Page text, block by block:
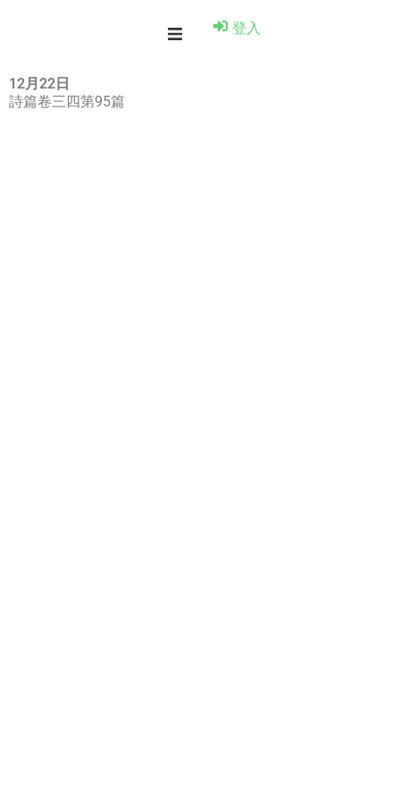
登入
12月22日
詩篇卷三四第95篇